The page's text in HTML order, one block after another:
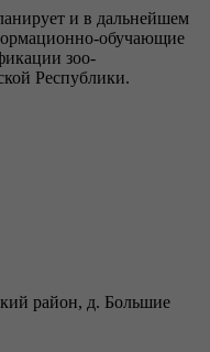
и в дальнейшем
обучающие
зоо-
Республики.
район, д. Большие